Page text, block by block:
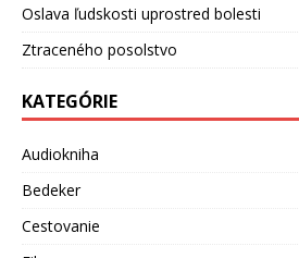
Oslava ľudskosti uprostred bolesti
Ztraceného posolstvo
KATEGÓRIE
Audiokniha
Bedeker
Cestovanie